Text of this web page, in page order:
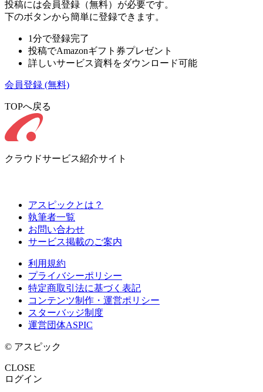
投稿には会員登録（無料）が必要です。
下のボタンから簡単に登録できます。
1分で登録完了
投稿でAmazonギフト券プレゼント
詳しいサービス資料をダウンロード可能
会員登録 (無料)
TOPへ戻る
クラウドサービス紹介サイト
アスピックとは？
執筆者一覧
お問い合わせ
サービス掲載のご案内
利用規約
プライバシーポリシー
特定商取引法に基づく表記
コンテンツ制作・運営ポリシー
スターバッジ制度
運営団体ASPIC
© アスピック
CLOSE
ログイン